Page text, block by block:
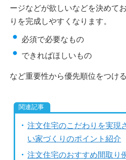
ージなどが欲しいなどを決めて
りを完成しやすくなります。
必須で必要なもの
できればほしいもの
など重要性から優先順位をつけ
注文住宅のこだわりを実現
い家づくりのポイント紹介
注文住宅のおすすめ間取り